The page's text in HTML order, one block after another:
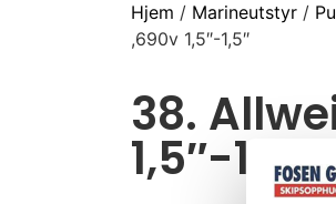
Hjem / Marineutstyr/
,690v 1,5″-1,5″
38.
1,5″-1,5″